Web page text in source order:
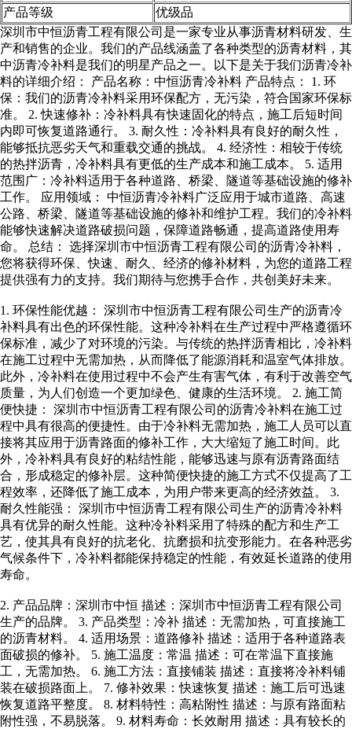
产品等级
优级品
深圳市中恒沥青工程有限公司是一家专业从事沥青材料研发、生
产和销售的企业。我们的产品线涵盖了各种类型的沥青材料，其
中沥青冷补料是我们的明星产品之一。以下是关于我们沥青冷补
料的详细介绍： 产品名称：中恒沥青冷补料 产品特点： 1. 环
保：我们的沥青冷补料采用环保配方，无污染，符合国家环保标
准。 2. 快速修补：冷补料具有快速固化的特点，施工后短时间
内即可恢复道路通行。 3. 耐久性：冷补料具有良好的耐久性，
能够抵抗恶劣天气和重载交通的挑战。 4. 经济性：相较于传统
的热拌沥青，冷补料具有更低的生产成本和施工成本。 5. 适用
范围广：冷补料适用于各种道路、桥梁、隧道等基础设施的修补
工作。 应用领域： 中恒沥青冷补料广泛应用于城市道路、高速
公路、桥梁、隧道等基础设施的修补和维护工程。我们的冷补料
能够快速解决道路破损问题，保障道路畅通，提高道路使用寿
命。 总结： 选择深圳市中恒沥青工程有限公司的沥青冷补料，
您将获得环保、快速、耐久、经济的修补材料，为您的道路工程
提供强有力的支持。我们期待与您携手合作，共创美好未来。
1. 环保性能优越： 深圳市中恒沥青工程有限公司生产的沥青冷
补料具有出色的环保性能。这种冷补料在生产过程中严格遵循环
保标准，减少了对环境的污染。与传统的热拌沥青相比，冷补料
在施工过程中无需加热，从而降低了能源消耗和温室气体排放。
此外，冷补料在使用过程中不会产生有害气体，有利于改善空气
质量，为人们创造一个更加绿色、健康的生活环境。 2. 施工简
便快捷： 深圳市中恒沥青工程有限公司的沥青冷补料在施工过
程中具有很高的便捷性。由于冷补料无需加热，施工人员可以直
接将其应用于沥青路面的修补工作，大大缩短了施工时间。此
外，冷补料具有良好的粘结性能，能够迅速与原有沥青路面结
合，形成稳定的修补层。这种简便快捷的施工方式不仅提高了工
程效率，还降低了施工成本，为用户带来更高的经济效益。 3.
耐久性能强： 深圳市中恒沥青工程有限公司生产的沥青冷补料
具有优异的耐久性能。这种冷补料采用了特殊的配方和生产工
艺，使其具有良好的抗老化、抗磨损和抗变形能力。在各种恶劣
气候条件下，冷补料都能保持稳定的性能，有效延长道路的使用
寿命。
2. 产品品牌：深圳市中恒 描述：深圳市中恒沥青工程有限公司
生产的品牌。 3. 产品类型：冷补 描述：无需加热，可直接施工
的沥青材料。 4. 适用场景：道路修补 描述：适用于各种道路表
面破损的修补。 5. 施工温度：常温 描述：可在常温下直接施
工，无需加热。 6. 施工方法：直接铺装 描述：直接将冷补料铺
装在破损路面上。 7. 修补效果：快速恢复 描述：施工后可迅速
恢复道路平整度。 8. 材料特性：高粘附性 描述：与原有路面粘
附性强，不易脱落。 9. 材料寿命：长效耐用 描述：具有较长的